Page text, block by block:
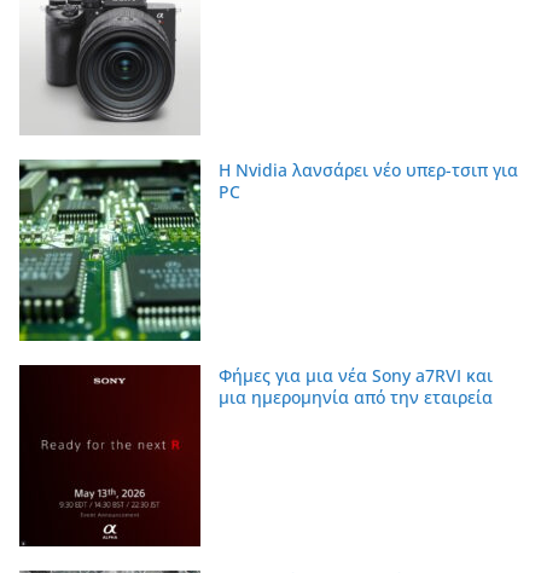
Η Nvidia λανσάρει νέο υπερ-τσιπ για
PC
Φήμες για μια νέα Sony a7RVI και
μια ημερομηνία από την εταιρεία